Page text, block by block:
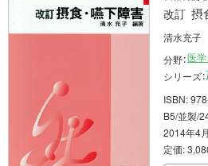
改訂 摂
清水充
分野：医学
シリーズ：
ISBN:
B5/並製/
2014年4
定価: